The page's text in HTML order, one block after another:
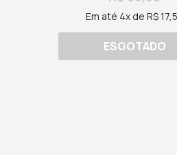
Em até 4x de R$
ESGOTADO